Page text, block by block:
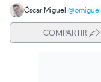
Óscar Miguel|@omiguel
COMPARTIR